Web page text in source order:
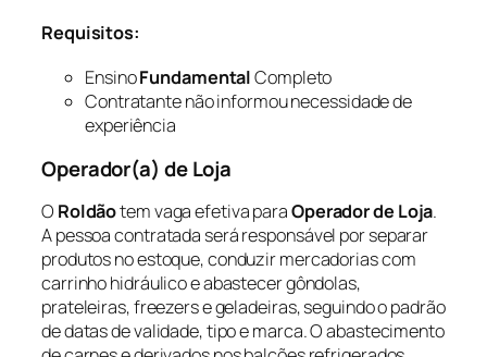
Requisitos:
EnsinoFundamentalCompleto
Contratante não informou necessidade de
experiência
Operador(a) de Loja
O Roldãotem vaga efetiva paraOperador de Loja.
A pessoa contratada será responsável por separar
produtos no estoque, conduzir mercadorias com
carrinho hidráulico e abastecer gôndolas,
prateleiras, freezers e geladeiras, seguindo o padrão
de datas de validade, tipo e marca. O abastecimento